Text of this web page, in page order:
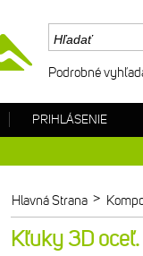
Hlavná Strana >
Kľuky 3D
Podrobné
PRIHLÁSENIE